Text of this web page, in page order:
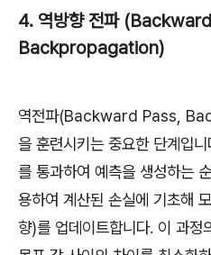
4. 역방향 전파
Backpropagation)
역전파(Backward Pass,
을 훈련시키는 중요한 단계입
를 통과하여 예측을 생성하는
용하여 계산된 손실에 기초해
향)를 업데이트합니다. 이 과정